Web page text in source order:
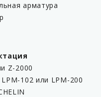
арматура
Z-2000
102 или LPM-200